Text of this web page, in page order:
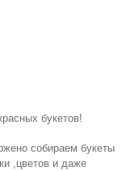
букетов!
собираем букеты
,цветов и даже